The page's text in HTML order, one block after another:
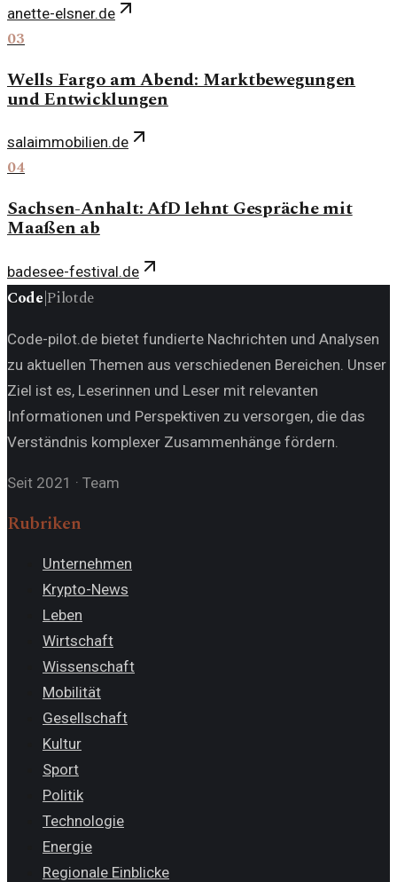
anette-elsner.de
03
Wells Fargo am Abend: Marktbewegungen
und Entwicklungen
salaimmobilien.de
04
Sachsen-Anhalt: AfD lehnt Gespräche mit
Maaßen ab
badesee-festival.de
Code|Pilotde
Code-pilot.de bietet fundierte Nachrichten und Analysen
zu aktuellen Themen aus verschiedenen Bereichen. Unser
Ziel ist es, Leserinnen und Leser mit relevanten
Informationen und Perspektiven zu versorgen, die das
Verständnis komplexer Zusammenhänge fördern.
Seit 2021 · Team
Rubriken
Unternehmen
Krypto-News
Leben
Wirtschaft
Wissenschaft
Mobilität
Gesellschaft
Kultur
Sport
Politik
Technologie
Energie
Regionale Einblicke